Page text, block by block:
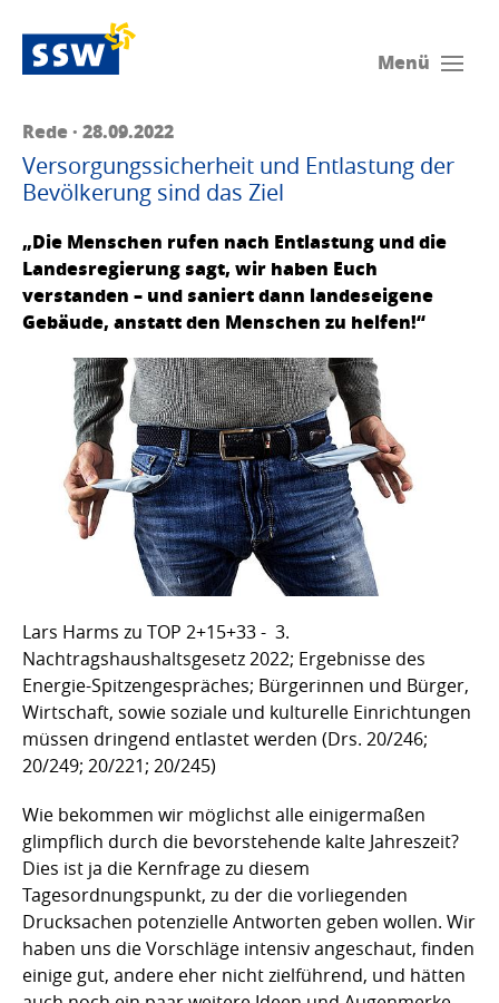
Menü
Rede · 28.09.2022
Versorgungssicherheit und Entlastung der
Bevölkerung sind das Ziel
„Die Menschen rufen nach Entlastung und die
Landesregierung sagt, wir haben Euch
verstanden – und saniert dann landeseigene
Gebäude, anstatt den Menschen zu helfen!“
Lars Harms zu TOP 2+15+33 - 3.
Nachtragshaushaltsgesetz 2022; Ergebnisse des
Energie-Spitzengespräches; Bürgerinnen und Bürger,
Wirtschaft, sowie soziale und kulturelle Einrichtungen
müssen dringend entlastet werden (Drs. 20/246;
20/249; 20/221; 20/245)
Wie bekommen wir möglichst alle einigermaßen
glimpflich durch die bevorstehende kalte Jahreszeit?
Dies ist ja die Kernfrage zu diesem
Tagesordnungspunkt, zu der die vorliegenden
Drucksachen potenzielle Antworten geben wollen. Wir
haben uns die Vorschläge intensiv angeschaut, finden
einige gut, andere eher nicht zielführend, und hätten